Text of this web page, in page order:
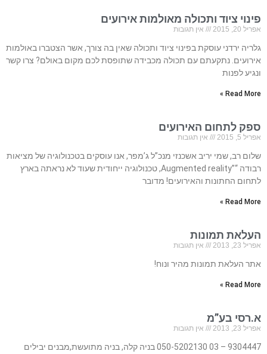
פינוי ציוד ותכולה מאולמות אירועים
אפריל 20, 2015 אין תגובות
גלריה ירדני עוסקת בפינוי ציוד ותכולה שאין בה צורך, אשר הצטברו באולמות
אירועים. נתקעתם עם תכולה מכבידה שתופסת לכם מקום באולם? צרו קשר
ונגיע לפנות
Read More »
ספק לתחום האירועים
אפריל 5, 2015 אין תגובות
שלום רב, שמי יריב אשכנזי מנכ”ל ג’מפר, אנו עוסקים בטכנולוגיה של מציאות
רבודה “”Augmented reality, טכנולוגיה ייחודית שעוד לא נראתה בארץ
לתחום החתונות והאירועים! מדובר
Read More »
העלאת תמונות
אפריל 23, 2013 אין תגובות
אתר העלאת תמונות מהיר ונוח!
Read More »
א.רסי בע”מ
אפריל 23, 2013 אין תגובות
9304447 – 03 050-5202130 בניה קלה, בניה מתועשת,מבנים יבילים